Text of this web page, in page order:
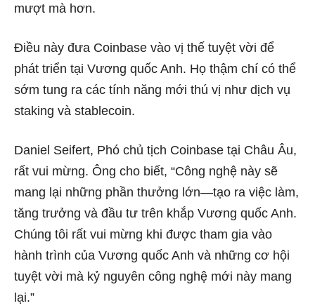
mượt mà hơn.
Điều này đưa Coinbase vào vị thế tuyệt vời để
phát triển tại Vương quốc Anh. Họ thậm chí có thể
sớm tung ra các tính năng mới thú vị như dịch vụ
staking và stablecoin.
Daniel Seifert, Phó chủ tịch Coinbase tại Châu Âu,
rất vui mừng. Ông cho biết, “Công nghệ này sẽ
mang lại những phần thưởng lớn—tạo ra việc làm,
tăng trưởng và đầu tư trên khắp Vương quốc Anh.
Chúng tôi rất vui mừng khi được tham gia vào
hành trình của Vương quốc Anh và những cơ hội
tuyệt vời mà kỷ nguyên công nghệ mới này mang
lại.”